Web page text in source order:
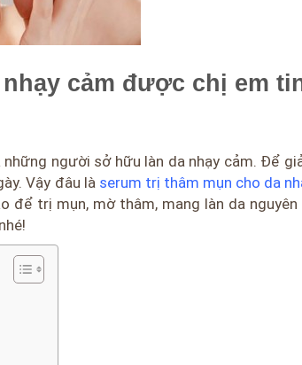
cảm được chị em
người sở hữu làn da nhạy cảm. Để
Vậy đâu là serum trị thâm mụn cho da
để trị mụn, mờ thâm, mang làn da